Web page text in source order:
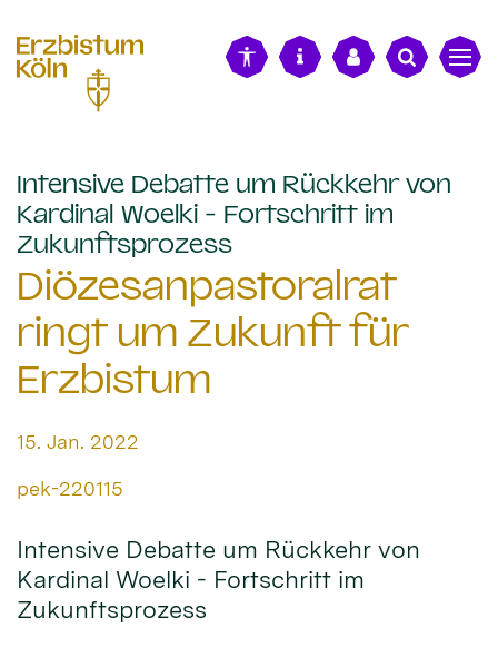
Intensive Debatte um Rückkehr von
Kardinal Woelki - Fortschritt im
Zukunftsprozess:
Diözesanpastoralrat
ringt um Zukunft für
Erzbistum
Datum:
15. Jan. 2022
Von:
pek-220115
Intensive Debatte um Rückkehr von
Kardinal Woelki - Fortschritt im
Zukunftsprozess